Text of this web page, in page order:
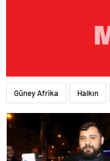
Güney Afrika Halkın